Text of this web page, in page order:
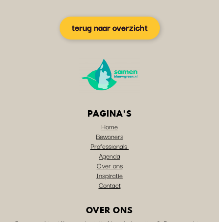
terug naar overzicht
PAGINA'S
Home
Bewoners
Professionals
Agenda
Over ons
Inspiratie
Contact
OVER ONS